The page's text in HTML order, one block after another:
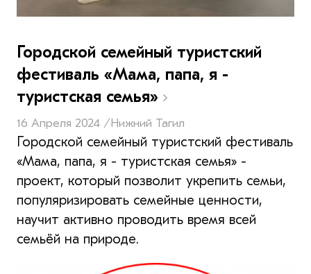
Городской семейный туристский
фестиваль «Мама, папа, я -
туристская семья»
16 Апреля 2024 /Нижний Тагил
Городской семейный туристский фестиваль
«Мама, папа, я - туристская семья» -
проект, который позволит укрепить семьи,
популяризировать семейные ценности,
научит активно проводить время всей
семьёй на природе.